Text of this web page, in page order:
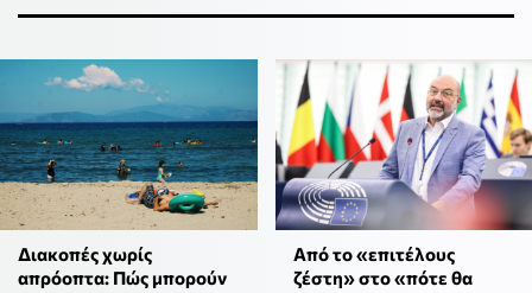
Διακοπές χωρίς
απρόοπτα: Πώς μπορούν
Από το «επιτέλους
ζέστη» στο «πότε θα